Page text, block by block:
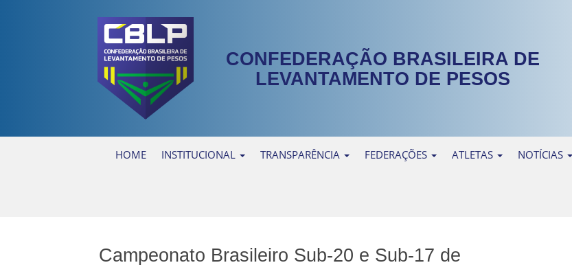
CONFEDERAÇÃO BRASILEIRA DE
LEVANTAMENTO DE PESOS
HOME INSTITUCIONAL TRANSPARÊNCIA FEDERAÇÕES ATLETAS NOTÍCIAS
Campeonato Brasileiro Sub-20 e Sub-17 de